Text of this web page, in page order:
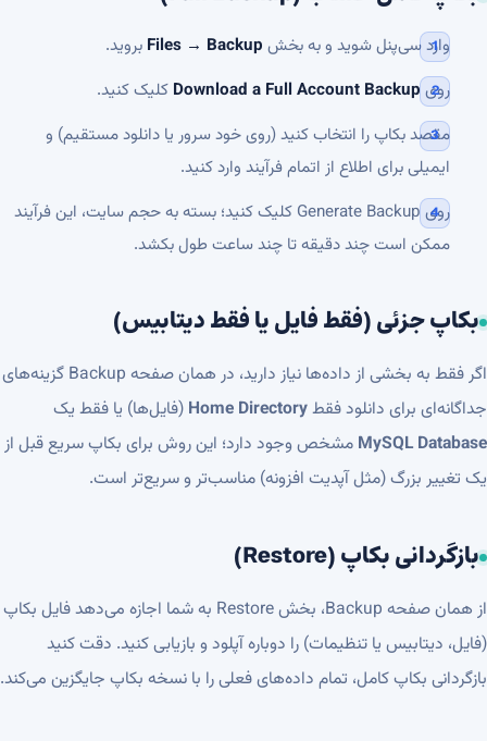
وارد سی‌پنل شوید و به بخش Files → Backup بروید.
رویDownload a Full Account Backup کلیک کنید.
مقصد بکاپ را انتخاب کنید (روی خود سرور یا دانلود مستقیم) و
ایمیلی برای اطلاع از اتمام فرآیند وارد کنید.
روی Generate Backup کلیک کنید؛ بسته به حجم سایت، این فرآیند
ممکن است چند دقیقه تا چند ساعت طول بکشد.
بکاپ جزئی (فقط فایل یا فقط دیتابیس)
اگر فقط به بخشی از داده‌ها نیاز دارید، در همان صفحه Backup گزینه‌های
جداگانه‌ای برای دانلود فقطHome Directory (فایل‌ها) یا فقط یک
MySQL Database مشخص وجود دارد؛ این روش برای بکاپ سریع قبل از
یک تغییر بزرگ (مثل آپدیت افزونه) مناسب‌تر و سریع‌تر است.
بازگردانی بکاپ (Restore)
از همان صفحه Backup، بخش Restore به شما اجازه می‌دهد فایل بکاپ
(فایل، دیتابیس یا تنظیمات) را دوباره آپلود و بازیابی کنید. دقت کنید
بازگردانی بکاپ کامل، تمام داده‌های فعلی را با نسخه بکاپ جایگزین می‌کند.